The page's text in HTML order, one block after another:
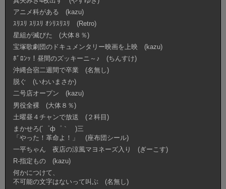
アニメ科がある (kazu)
ｽﾘｽﾘ ｽﾘｽﾘ ｵｼﾘｽﾘｽﾘ (Retro)
星組が滅びた (大体８％)
宝塚歌劇団のドキュメンタリー映画を上映 (kazu)
ﾎﾞﾛﾝｯ！昼間のズッキーニ～♪ (ちんすけ)
沖縄合宿二週間で卒業 (名無し)
脱ぐ (いわいまさか)
二号店オープン (kazu)
男役全裸 (大体８％)
土曜昼４チャンで放送 (２科目)
まかせろ(´゜ф゜｀ )三
「やった！革命よ！」 (座布団シール)
一平ちゃん 夜店の涼風マヨネーズ入り (ぎーこす)
R-指定もの (kazu)
何かにつけて、
不可能の文字はないって叫ぶ (名無し)